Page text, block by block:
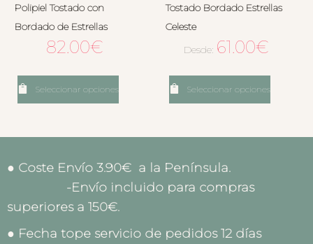
Polipiel Tostado con
Bordado de Estrellas
82.00€
Seleccionar opciones
Tostado Bordado Estrellas
Celeste
Desde: 61.00€
Seleccionar opciones
● Coste Envío 3.90€ a la Península.
-Envío incluido para compras
superiores a 150€.
● Fecha tope servicio de pedidos 12 días